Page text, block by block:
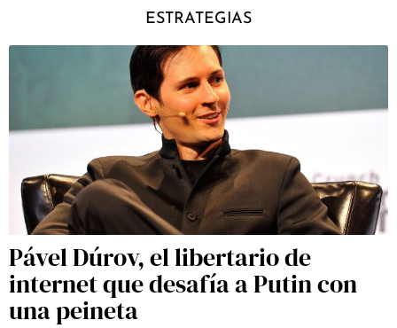
ESTRATEGIAS
Pável Dúrov, el libertario de
internet que desafía a Putin con
una peineta